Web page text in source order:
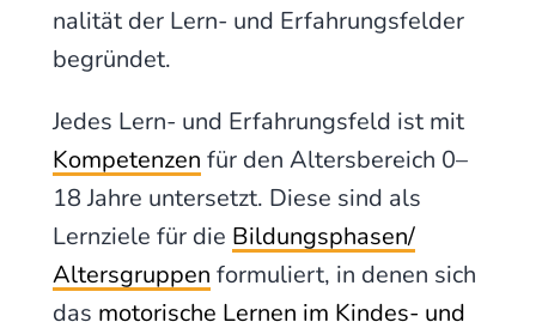
nalität der Lern- und Erfahrungs­­felder
begründet.
Jedes Lern- und Erfahrungsfeld ist mit
Kompetenzen für den Altersbereich 0–
18 Jahre unter­setzt. Diese sind als
Lernziele für die Bildungs­phasen/
Alters­gruppen formuliert, in denen sich
das motorische Lernen im Kindes- und